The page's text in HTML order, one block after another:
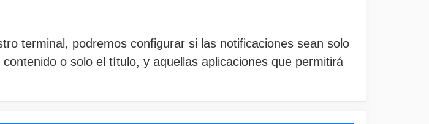
terminal, podremos configurar si las notificaciones sean solo
o solo el título, y aquellas aplicaciones que permitirá